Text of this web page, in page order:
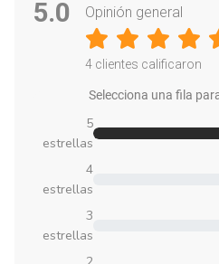
5.0 Opinión general
4 clientes calificaron
Selecciona una fila
5
estrellas
4
estrellas
3
estrellas